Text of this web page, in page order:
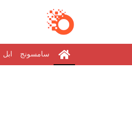
سامسونج ابل